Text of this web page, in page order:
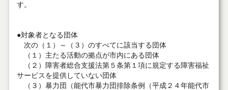
す。
●対象者となる団体
次の（１）～（３）のすべてに該当する団体
（１）主たる活動の拠点が市内にある団体
（２）障害者総合支援法第５条第１項に規定する障害福祉
サービスを提供していない団体
（３）暴力団（能代市暴力団排除条例（平成２４年能代市